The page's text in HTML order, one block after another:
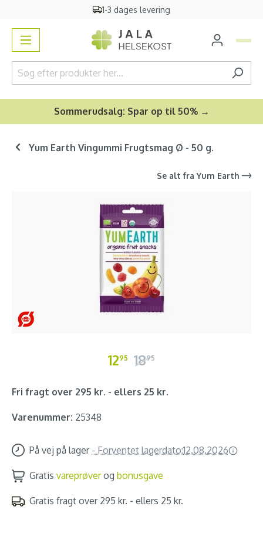
1-3 dages levering
Sommerudsalg: Spar op til 50% →
Yum Earth Vingummi Frugtsmag Ø - 50 g.
Se alt fra Yum Earth
1295 1895
Fri fragt over 295 kr. - ellers 25 kr.
Varenummer: 25348
På vej på lager - Forventet lagerdato:12.08.2026
Gratis vareprøverog bonusgave
Gratis fragt over 295 kr. - ellers 25 kr.